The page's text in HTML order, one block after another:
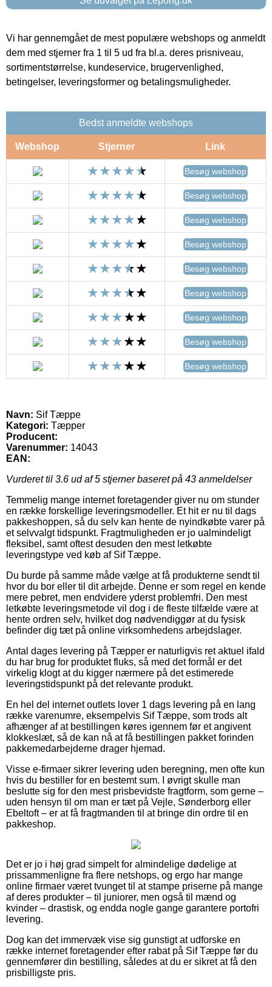
Vi har gennemgået de mest populære webshops og anmeldt
dem med stjerner fra 1 til 5 ud fra bl.a. deres prisniveau,
sortimentstørrelse, kundeservice, brugervenlighed,
betingelser, leveringsformer og betalingsmuligheder.
Bedst anmeldte webshops
Webshop Stjerner Link
Besøg webshop
Besøg webshop
Besøg webshop
Besøg webshop
Besøg webshop
Besøg webshop
Besøg webshop
Besøg webshop
Besøg webshop
Navn: Sif Tæppe
Kategori: Tæpper
Producent:
Varenummer: 14043
EAN:
Vurderet til 3.6 ud af 5 stjerner baseret på 43 anmeldelser
Temmelig mange internet foretagender giver nu om stunder
en række forskellige leveringsmodeller. Et hit er nu til dags
pakkeshoppen, så du selv kan hente de nyindkøbte varer på
et selvvalgt tidspunkt. Fragtmuligheden er jo ualmindeligt
fleksibel, samt oftest desuden den mest letkøbte
leveringstype ved køb af Sif Tæppe.
Du burde på samme måde vælge at få produkterne sendt til
hvor du bor eller til dit arbejde. Denne er som regel en kende
mere pebret, men endvidere yderst problemfri. Den mest
letkøbte leveringsmetode vil dog i de fleste tilfælde være at
hente ordren selv, hvilket dog nødvendiggør at du fysisk
befinder dig tæt på online virksomhedens arbejdslager.
Antal dages levering på Tæpper er naturligvis ret aktuel ifald
du har brug for produktet fluks, så med det formål er det
virkelig klogt at du kigger nærmere på det estimerede
leveringstidspunkt på det relevante produkt.
En hel del internet outlets lover 1 dags levering på en lang
række varenumre, eksempelvis Sif Tæppe, som trods alt
afhænger af at bestillingen køres igennem før et angivent
klokkeslæt, så de kan nå at få bestillingen pakket forinden
pakkemedarbejderne drager hjemad.
Visse e-firmaer sikrer levering uden beregning, men ofte kun
hvis du bestiller for en bestemt sum. I øvrigt skulle man
beslutte sig for den mest prisbevidste fragtform, som gerne –
uden hensyn til om man er tæt på Vejle, Sønderborg eller
Ebeltoft – er at få fragtmanden til at bringe din ordre til en
pakkeshop.
Det er jo i høj grad simpelt for almindelige dødelige at
prissammenligne fra flere netshops, og ergo har mange
online firmaer været tvunget til at stampe priserne på mange
af deres produkter – til juniorer, men også til mænd og
kvinder – drastisk, og endda nogle gange garantere portofri
levering.
Dog kan det immervæk vise sig gunstigt at udforske en
række internet foretagender efter rabat på Sif Tæppe før du
gennemfører din bestilling, således at du er sikret at få den
prisbilligste pris.